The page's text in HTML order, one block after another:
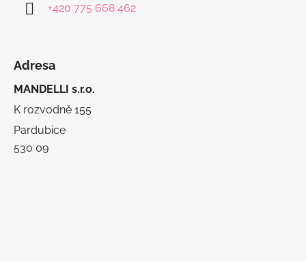
+420 775 668 462
Adresa
MANDELLI s.r.o.
K rozvodně 155
Pardubice
530 09